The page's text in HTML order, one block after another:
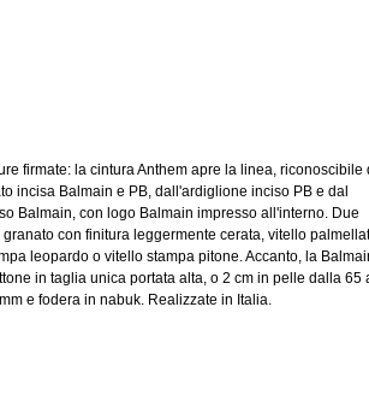
firmate: la cintura Anthem apre la linea, riconoscibile
incisa Balmain e PB, dall'ardiglione inciso PB e dal
Balmain, con logo Balmain impresso all'interno. Due
granato con finitura leggermente cerata, vitello
leopardo o vitello stampa pitone. Accanto, la
in taglia unica portata alta, o 2 cm in pelle dalla 65
e fodera in nabuk. Realizzate in Italia.